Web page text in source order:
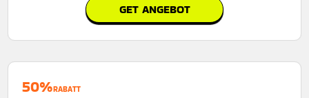
GET ANGEBOT
50%RABATT